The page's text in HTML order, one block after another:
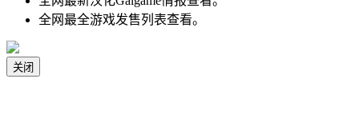
全网最全游戏发售列表查看。
关闭